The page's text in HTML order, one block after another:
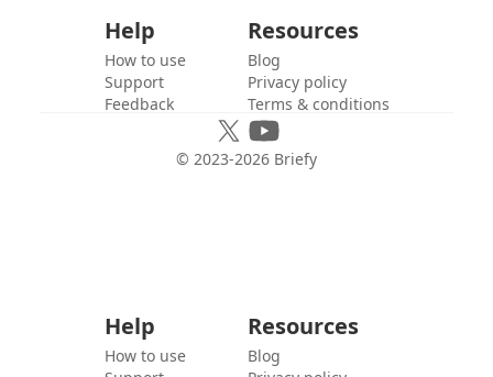
Help
How to use
Support
Feedback
Resources
Blog
Privacy policy
Terms & conditions
© 2023-2026 Briefy
Help
How to use
Resources
Blog